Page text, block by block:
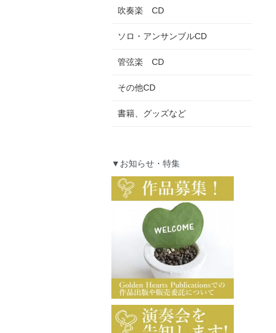
吹奏楽 CD
ソロ・アンサンブルCD
管弦楽 CD
その他CD
書籍、グッズなど
▼お知らせ・特集